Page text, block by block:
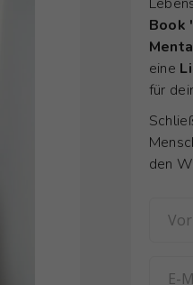
Book
eine
für
den